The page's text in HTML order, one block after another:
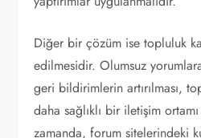
Diğer bir çözüm ise topluluk
edilmesidir. Olumsuz
geri bildirimlerin artırılması,
daha sağlıklı bir iletişim
zamanda, forum sitelerindeki